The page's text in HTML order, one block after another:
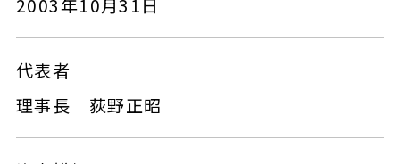
2003年10月31日
代表者
理事長 荻野正昭